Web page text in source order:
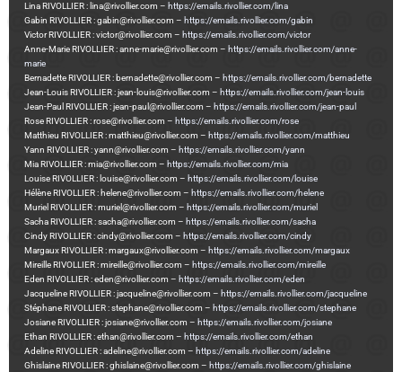
Lina RIVOLLIER : lina@rivollier.com – https://emails.rivollier.com/lina
Gabin RIVOLLIER : gabin@rivollier.com – https://emails.rivollier.com/gabin
Victor RIVOLLIER : victor@rivollier.com – https://emails.rivollier.com/victor
Anne-Marie RIVOLLIER : anne-marie@rivollier.com – https://emails.rivollier.com/anne-
marie
Bernadette RIVOLLIER : bernadette@rivollier.com – https://emails.rivollier.com/bernadette
Jean-Louis RIVOLLIER : jean-louis@rivollier.com – https://emails.rivollier.com/jean-louis
Jean-Paul RIVOLLIER : jean-paul@rivollier.com – https://emails.rivollier.com/jean-paul
Rose RIVOLLIER : rose@rivollier.com – https://emails.rivollier.com/rose
Matthieu RIVOLLIER : matthieu@rivollier.com – https://emails.rivollier.com/matthieu
Yann RIVOLLIER : yann@rivollier.com – https://emails.rivollier.com/yann
Mia RIVOLLIER : mia@rivollier.com – https://emails.rivollier.com/mia
Louise RIVOLLIER : louise@rivollier.com – https://emails.rivollier.com/louise
Hélène RIVOLLIER : helene@rivollier.com – https://emails.rivollier.com/helene
Muriel RIVOLLIER : muriel@rivollier.com – https://emails.rivollier.com/muriel
Sacha RIVOLLIER : sacha@rivollier.com – https://emails.rivollier.com/sacha
Cindy RIVOLLIER : cindy@rivollier.com – https://emails.rivollier.com/cindy
Margaux RIVOLLIER : margaux@rivollier.com – https://emails.rivollier.com/margaux
Mireille RIVOLLIER : mireille@rivollier.com – https://emails.rivollier.com/mireille
Eden RIVOLLIER : eden@rivollier.com – https://emails.rivollier.com/eden
Jacqueline RIVOLLIER : jacqueline@rivollier.com – https://emails.rivollier.com/jacqueline
Stéphane RIVOLLIER : stephane@rivollier.com – https://emails.rivollier.com/stephane
Josiane RIVOLLIER : josiane@rivollier.com – https://emails.rivollier.com/josiane
Ethan RIVOLLIER : ethan@rivollier.com – https://emails.rivollier.com/ethan
Adeline RIVOLLIER : adeline@rivollier.com – https://emails.rivollier.com/adeline
Ghislaine RIVOLLIER : ghislaine@rivollier.com – https://emails.rivollier.com/ghislaine